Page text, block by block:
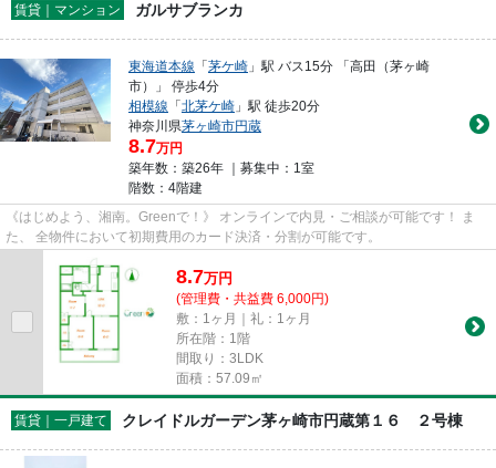
賃貸｜マンション ガルサブランカ
東海道本線 「 茅ケ崎 」駅 バス15分 「高田（茅ヶ崎
市）」 停歩4分
相模線 「 北茅ケ崎 」駅 徒歩20分
神奈川県茅ヶ崎市円蔵
8.7万円
築年数：築26年 ｜募集中： 1室
階数：4階建
《はじめよう、湘南。Greenで！》 オンラインで内見・ご相談が可能です！ ま
た、 全物件において初期費用のカード決済・分割が可能です。
8.7万円
(管理費・共益費 6,000円)
敷：1ヶ月｜礼：1ヶ月
所在階：1階
間取り：3LDK
面積：57.09㎡
賃貸｜一戸建て クレイドルガーデン茅ヶ崎市円蔵第１６ ２号棟